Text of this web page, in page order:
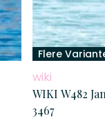
Flere
wiki
WIKI W482
3467